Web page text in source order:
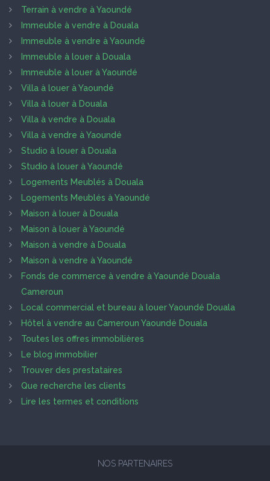
Terrain à vendre à Yaoundé
Immeuble à vendre à Douala
Immeuble à vendre à Yaoundé
Immeuble à louer à Douala
Immeuble à louer à Yaoundé
Villa à louer à Yaoundé
Villa à louer à Douala
Villa à vendre à Douala
Villa à vendre à Yaoundé
Studio à louer à Douala
Studio à louer à Yaoundé
Logements Meublés à Douala
Logements Meublés à Yaoundé
Maison à louer à Douala
Maison à louer à Yaoundé
Maison à vendre à Douala
Maison à vendre à Yaoundé
Fonds de commerce à vendre à Yaoundé Douala
Cameroun
Local commercial et bureau à louer Yaoundé Douala
Hôtel à vendre au Cameroun Yaoundé Douala
Toutes les offres immobilières
Le blog immobilier
Trouver des prestataires
Que recherche les clients
Lire les termes et conditions
NOS PARTENAIRES